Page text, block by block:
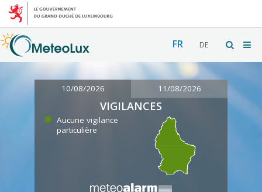
FR DE
10/08/2026 11/08/2026
VIGILANCES
Aucune vigilance
particulière